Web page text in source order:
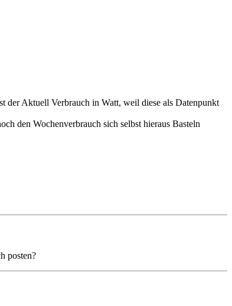
der Aktuell Verbrauch in Watt, weil diese als Datenpunkt
den Wochenverbrauch sich selbst hieraus Basteln
posten?